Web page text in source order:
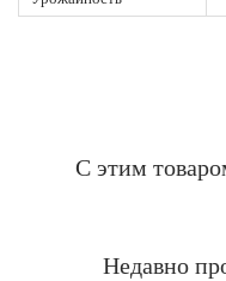
С этим
Недавно